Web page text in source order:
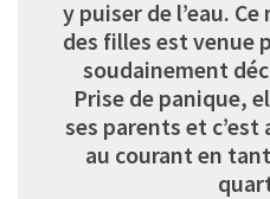
y puiser de l’eau.
des filles est venue
soudainement
Prise de panique,
ses parents et c’est
au courant en